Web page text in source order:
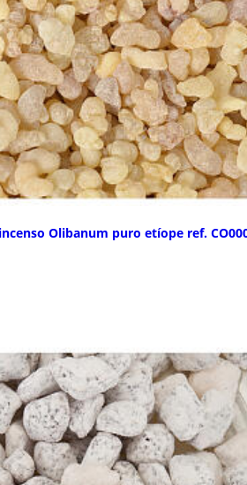
Olibanum puro etíope ref.